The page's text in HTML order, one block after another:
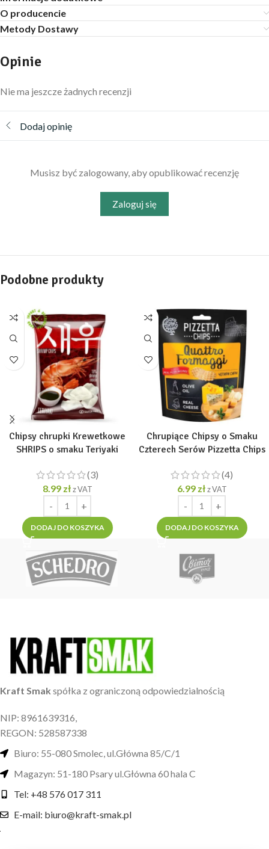
O producencie
Metody Dostawy
Opinie
Nie ma jeszcze żadnych recenzji
Dodaj opinię
Musisz być zalogowany, aby opublikować recenzję
Zaloguj się
Podobne produkty
Chipsy chrupki Krewetkowe
SHRIPS o smaku Teriyaki
(3)
8.99 zł z VAT
DODAJ DO KOSZYKA
Chrupiące Chipsy o Smaku
Czterech Serów Pizzetta Chips
(4)
6.99 zł z VAT
DODAJ DO KOSZYKA
Kraft Smak spółka z ograniczoną odpowiedzialnością
NIP: 8961639316,
REGON: 528587338
Biuro: 55-080 Smolec, ul.Główna 85/C/1
Magazyn: 51-180 Psary ul.Główna 60 hala C
Tel: +48 576 017 311
E-mail: biuro@kraft-smak.pl